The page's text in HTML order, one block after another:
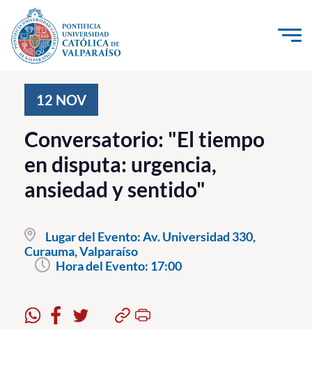
Click acá para ir directamente al contenido
Investigación, Creación e Innovación
PUCV Internacional
Vinculación con el Medio
Pregrado
Postgrado
Formación Continua
12 NOV
Conversatorio: "El tiempo
en disputa: urgencia,
ansiedad y sentido"
Lugar del Evento:Av. Universidad 330,
Curauma, Valparaíso
Hora del Evento: 17:00